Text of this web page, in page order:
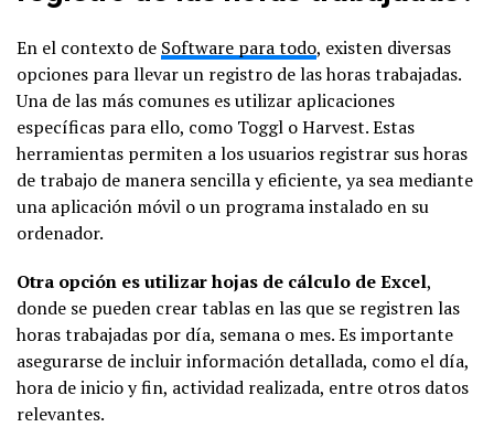
En el contexto de Software para todo, existen diversas
opciones para llevar un registro de las horas trabajadas.
Una de las más comunes es utilizar aplicaciones
específicas para ello, como Toggl o Harvest. Estas
herramientas permiten a los usuarios registrar sus horas
de trabajo de manera sencilla y eficiente, ya sea mediante
una aplicación móvil o un programa instalado en su
ordenador.
Otra opción es utilizar hojas de cálculo de Excel,
donde se pueden crear tablas en las que se registren las
horas trabajadas por día, semana o mes. Es importante
asegurarse de incluir información detallada, como el día,
hora de inicio y fin, actividad realizada, entre otros datos
relevantes.